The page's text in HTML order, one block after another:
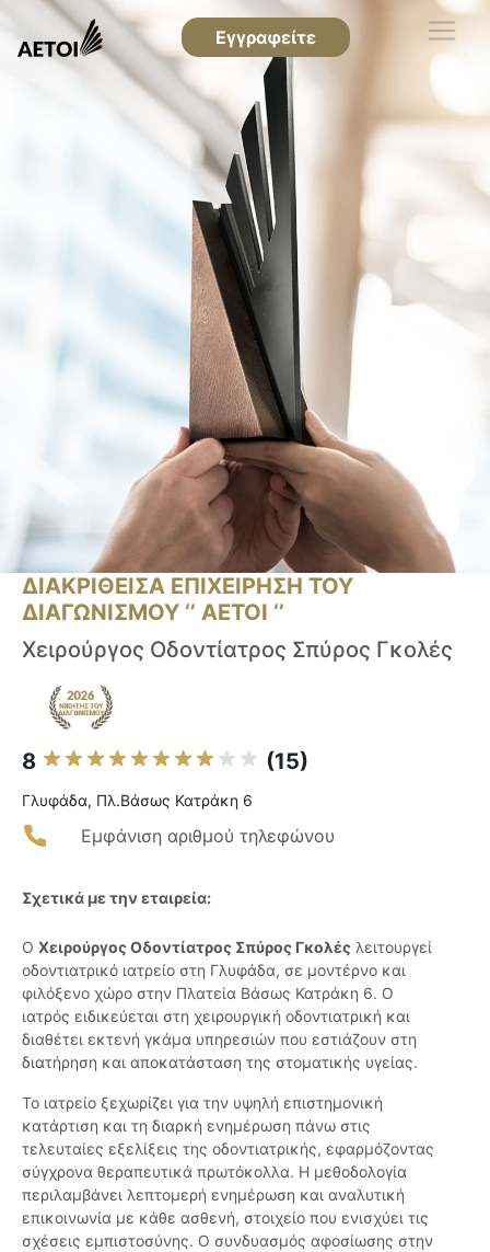
Εγγραφείτε
ΔΙΑΚΡΙΘΕΙΣΑ ΕΠΙΧΕΙΡΗΣΗ ΤΟΥ
ΔΙΑΓΩΝΙΣΜΟΥ ‘’ ΑΕΤΟΙ ‘’
Χειρούργος Οδοντίατρος Σπύρος Γκολές
8 (15)
Γλυφάδα, Πλ.Βάσως Κατράκη 6
Εμφάνιση αριθμού τηλεφώνου
Σχετικά με την εταιρεία:
Ο Χειρούργος Οδοντίατρος Σπύρος Γκολές λειτουργεί
οδοντιατρικό ιατρείο στη Γλυφάδα, σε μοντέρνο και
φιλόξενο χώρο στην Πλατεία Βάσως Κατράκη 6. Ο
ιατρός ειδικεύεται στη χειρουργική οδοντιατρική και
διαθέτει εκτενή γκάμα υπηρεσιών που εστιάζουν στη
διατήρηση και αποκατάσταση της στοματικής υγείας.
Το ιατρείο ξεχωρίζει για την υψηλή επιστημονική
κατάρτιση και τη διαρκή ενημέρωση πάνω στις
τελευταίες εξελίξεις της οδοντιατρικής, εφαρμόζοντας
σύγχρονα θεραπευτικά πρωτόκολλα. Η μεθοδολογία
περιλαμβάνει λεπτομερή ενημέρωση και αναλυτική
επικοινωνία με κάθε ασθενή, στοιχείο που ενισχύει τις
σχέσεις εμπιστοσύνης. Ο συνδυασμός αφοσίωσης στην